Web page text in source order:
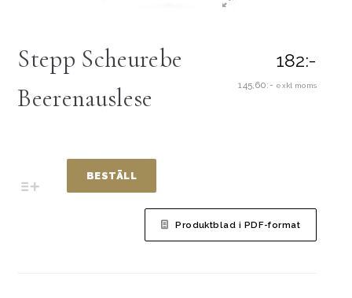
Stepp Scheurebe
Beerenauslese
182:-
145,60:- exkl moms
BESTÄLL
Produktblad i PDF-format